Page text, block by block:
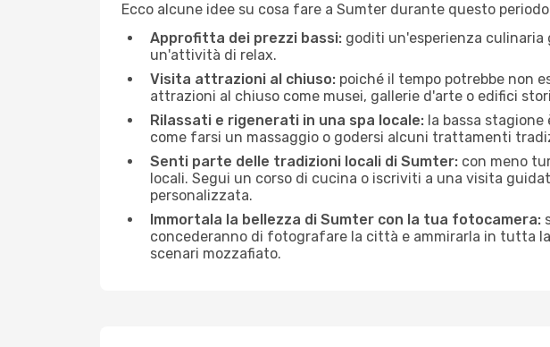
Ecco alcune idee su cosa fare a Sumter durante questo periodo
Approfitta dei prezzi bassi: goditi un'esperienza
un'attività di relax.
Visita attrazioni al chiuso: poiché il tempo potrebbe non
attrazioni al chiuso come musei, gallerie d'arte o edifici
Rilassati e rigenerati in una spa locale: la bassa
come farsi un massaggio o godersi alcuni trattamenti
Senti parte delle tradizioni locali di Sumter: con meno
locali. Segui un corso di cucina o iscriviti a una visita
personalizzata.
Immortala la bellezza di Sumter con la tua fotocamera:
concederanno di fotografare la città e ammirarla in tutta
scenari mozzafiato.